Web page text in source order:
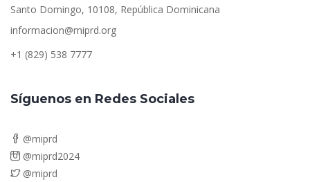
Santo Domingo, 10108, República Dominicana
informacion@miprd.org
+1 (829) 538 7777
Síguenos en Redes Sociales
@miprd
@miprd2024
@miprd